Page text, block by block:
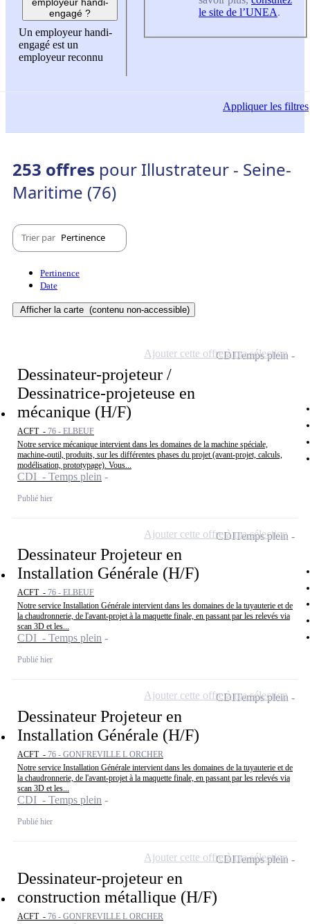
employeur handi-
engagé ?
Un employeur handi-
engagé est un
employeur reconnu
le site de l’UNEA.
Appliquerles filtres
253 offres pour Illustrateur - Seine-
Maritime (76)
Trier par Pertinence
Pertinence
Date
Afficher la carte (contenu non-accessible)
Dessinateur-projeteur /
Dessinatrice-projeteuse en
mécanique (H/F)
ACFT - 76 - ELBEUF
Notre service mécanique intervient dans les domaines de la machine spéciale,
machine-outil, produits, sur les différentes phases du projet (avant-projet, calculs,
modélisation, prototypage). Vous...
CDI - Temps plein
Publié hier
CDITemps plein
Ajouter cette offre à ma sélection
Dessinateur Projeteur en
Installation Générale (H/F)
ACFT - 76 - ELBEUF
Notre service Installation Générale intervient dans les domaines de la tuyauterie et de
la chaudronnerie, de l'avant-projet à la maquette finale, en passant par les relevés via
scan 3D et les...
CDI - Temps plein
Publié hier
CDITemps plein
Ajouter cette offre à ma sélection
Dessinateur Projeteur en
Installation Générale (H/F)
ACFT - 76 - GONFREVILLE L ORCHER
Notre service Installation Générale intervient dans les domaines de la tuyauterie et de
la chaudronnerie, de l'avant-projet à la maquette finale, en passant par les relevés via
scan 3D et les...
CDI - Temps plein
Publié hier
CDITemps plein
Ajouter cette offre à ma sélection
Dessinateur-projeteur en
construction métallique (H/F)
ACFT - 76 - GONFREVILLE L ORCHER
CDITemps plein
Ajouter cette offre à ma sélection